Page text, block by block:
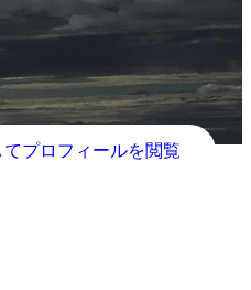
てプロフィールを閲覧